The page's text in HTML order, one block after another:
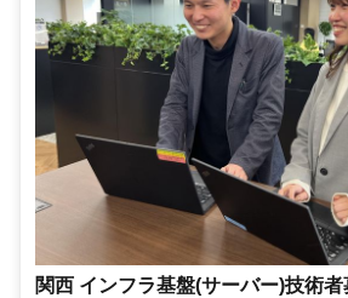
関西 インフラ基盤(サーバー)技術者